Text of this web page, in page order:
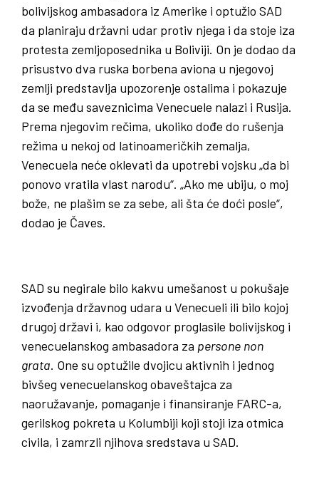
bolivijskog ambasadora iz Amerike i optužio SAD
da planiraju državni udar protiv njega i da stoje iza
protesta zemljoposednika u Boliviji. On je dodao da
prisustvo dva ruska borbena aviona u njegovoj
zemlji predstavlja upozorenje ostalima i pokazuje
da se među saveznicima Venecuele nalazi i Rusija.
Prema njegovim rečima, ukoliko dođe do rušenja
režima u nekoj od latinoameričkih zemalja,
Venecuela neće oklevati da upotrebi vojsku „da bi
ponovo vratila vlast narodu“. „Ako me ubiju, o moj
bože, ne plašim se za sebe, ali šta će doći posle“,
dodao je Čaves.
SAD su negirale bilo kakvu umešanost u pokušaje
izvođenja državnog udara u Venecueli ili bilo kojoj
drugoj državi i, kao odgovor proglasile bolivijskog i
venecuelanskog ambasadora za persone non
grata. One su optužile dvojicu aktivnih i jednog
bivšeg venecuelanskog obaveštajca za
naoružavanje, pomaganje i finansiranje FARC-a,
gerilskog pokreta u Kolumbiji koji stoji iza otmica
civila, i zamrzli njihova sredstava u SAD.